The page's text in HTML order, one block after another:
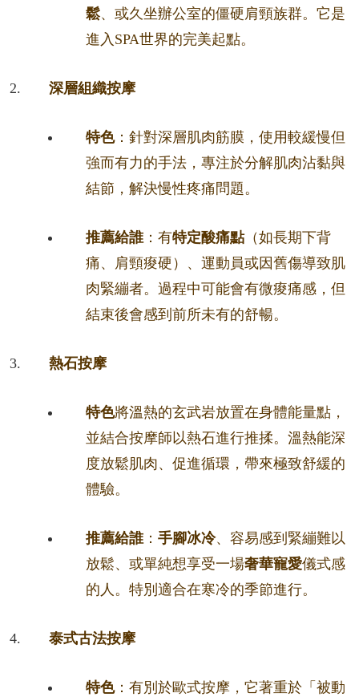
鬆、或久坐辦公室的僵硬肩頸族群。它是
進入SPA世界的完美起點。
深層組織按摩
特色：針對深層肌肉筋膜，使用較緩慢但
強而有力的手法，專注於分解肌肉沾黏與
結節，解決慢性疼痛問題。
推薦給誰：有特定酸痛點（如長期下背
痛、肩頸痠硬）、運動員或因舊傷導致肌
肉緊繃者。過程中可能會有微痠痛感，但
結束後會感到前所未有的舒暢。
熱石按摩
特色將溫熱的玄武岩放置在身體能量點，
並結合按摩師以熱石進行推揉。溫熱能深
度放鬆肌肉、促進循環，帶來極致舒緩的
體驗。
推薦給誰： 手腳冰冷、容易感到緊繃難以
放鬆、或單純想享受一場奢華寵愛儀式感
的人。特別適合在寒冷的季節進行。
泰式古法按摩
特色：有別於歐式按摩，它著重於「被動